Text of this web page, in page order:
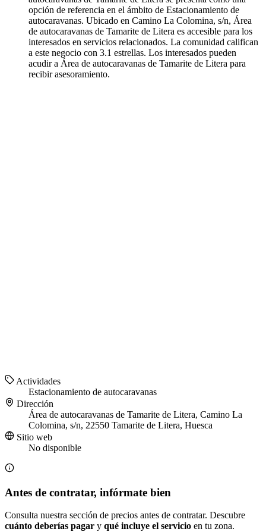
opción de referencia en el ámbito de Estacionamiento de
autocaravanas. Ubicado en Camino La Colomina, s/n, Área
de autocaravanas de Tamarite de Litera es accesible para los
interesados en servicios relacionados. La comunidad califican
a este negocio con 3.1 estrellas. Los interesados pueden
acudir a Área de autocaravanas de Tamarite de Litera para
recibir asesoramiento.
Actividades
Estacionamiento de autocaravanas
Dirección
Área de autocaravanas de Tamarite de Litera, Camino La
Colomina, s/n, 22550 Tamarite de Litera, Huesca
Sitio web
No disponible
Antes de contratar, infórmate bien
Consulta nuestra sección de precios antes de contratar. Descubre
cuánto deberías pagar y qué incluye el servicio en tu zona.